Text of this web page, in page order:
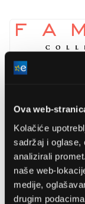
Ova web-
Kolačiće
sadržaj i oglase,
analizirali
naše web-
medije,
drugim
Globiz International
www.globiz.hu/
Boja
Duljina
Promjer
Težina